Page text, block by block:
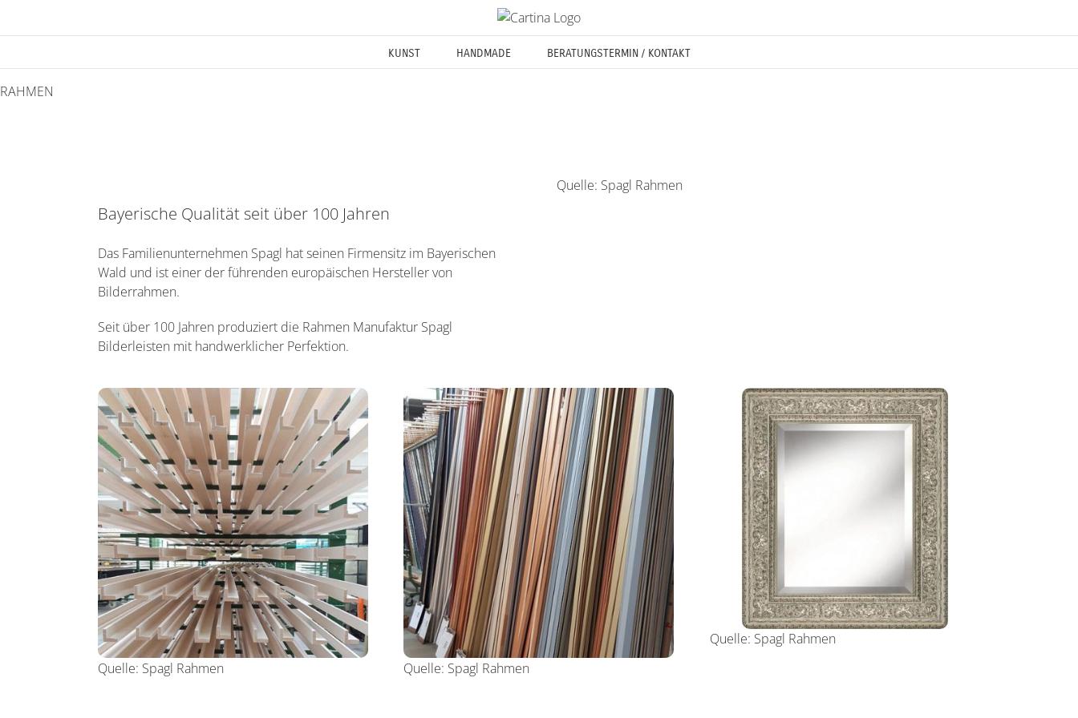
KUNST HANDMADE BERATUNGSTERMIN / KONTAKT
RAHMEN
Bayerische Qualität seit über 100 Jahren
Das Familienunternehmen Spagl hat seinen Firmensitz im Bayerischen
Wald und ist einer der führenden europäischen Hersteller von
Bilderrahmen.
Seit über 100 Jahren produziert die Rahmen Manufaktur Spagl
Bilderleisten mit handwerklicher Perfektion.
Quelle: Spagl Rahmen
Quelle: Spagl Rahmen Quelle: Spagl Rahmen
Quelle: Spagl Rahmen